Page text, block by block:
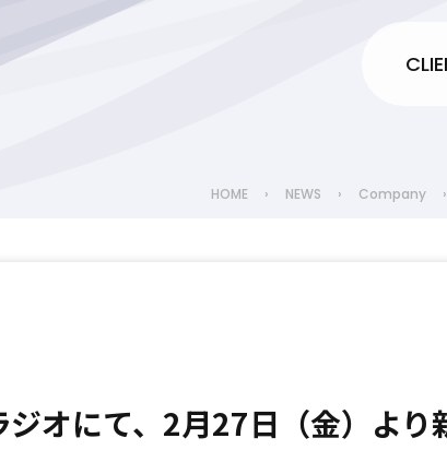
HOME › NEWS › Company ›
オにて、2月27日（金）より